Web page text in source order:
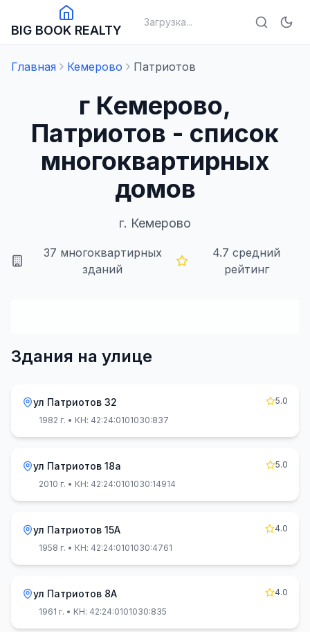
BIG BOOK REALTY
Загрузка...
Главная Кемерово Патриотов
г Кемерово,
Патриотов - список
многоквартирных
домов
г. Кемерово
37 многоквартирных
зданий
4.7 средний
рейтинг
Здания на улице
ул Патриотов 32
5.0
1982 г. • КН: 42:24:0101030:837
ул Патриотов 18а
5.0
2010 г. • КН: 42:24:0101030:14914
ул Патриотов 15А
4.0
1958 г. • КН: 42:24:0101030:4761
ул Патриотов 8А
4.0
1961 г. • КН: 42:24:0101030:835